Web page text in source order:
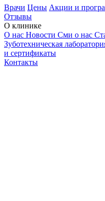
Врачи Цены Акции и
Отзывы
О клинике
О нас Новости Сми о нас
Зуботехническая
и сертификаты
Контакты